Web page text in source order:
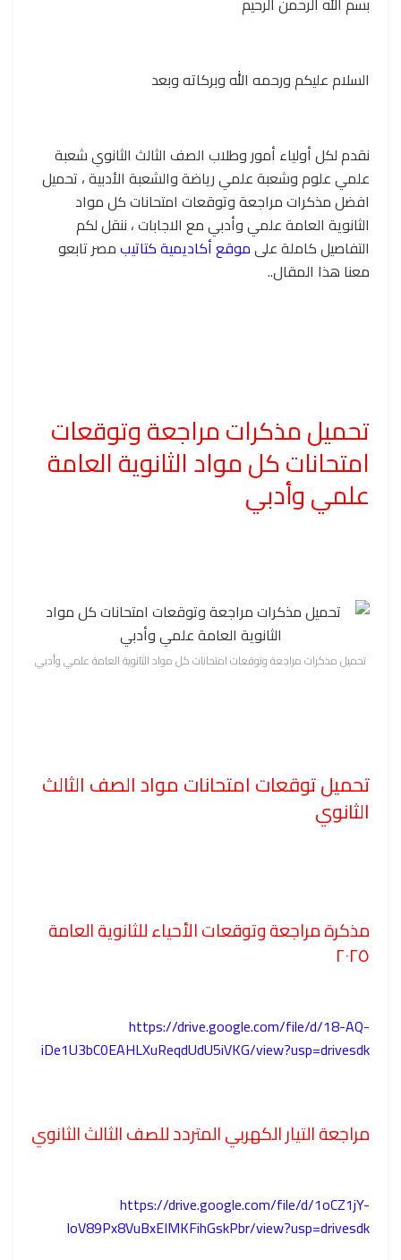
السلام عليكم ورحمه الله وبركاته وبعد
نقدم لكل أولياء أمور وطلاب الصف الثالث الثانوي شعبة
علمي علوم وشعبة علمي رياضة والشعبة الأدبية ، تحميل
افضل مذكرات مراجعة وتوقعات امتحانات كل مواد
الثانوية العامة علمي وأدبي مع الاجابات ، ننقل لكم
التفاصيل كاملة علىموقع أكاديمية كتاتيبمصر تابعو
معنا هذا المقال..
تحميل مذكرات مراجعة وتوقعات
امتحانات كل مواد الثانوية العامة
علمي وأدبي
تحميل مذكرات مراجعة وتوقعات امتحانات كل مواد الثانوية العامة علمي وأدبي
تحميل توقعات امتحانات مواد الصف الثالث
الثانوي
مذكرة مراجعة وتوقعات الأحياء للثانوية العامة
٢٠٢٥
https://drive.google.com/file/d/18-AQ-
iDe1U3bC0EAHLXuReqdUdU5iVKG/view?usp=drivesdk
مراجعة التيار الكهربي المتردد للصف الثالث الثانوي
https://drive.google.com/file/d/1oCZ1jY-
IoV89Px8VuBxEIMKFihGskPbr/view?usp=drivesdk